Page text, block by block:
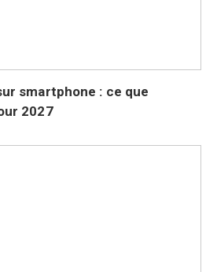
smartphone : ce que
2027